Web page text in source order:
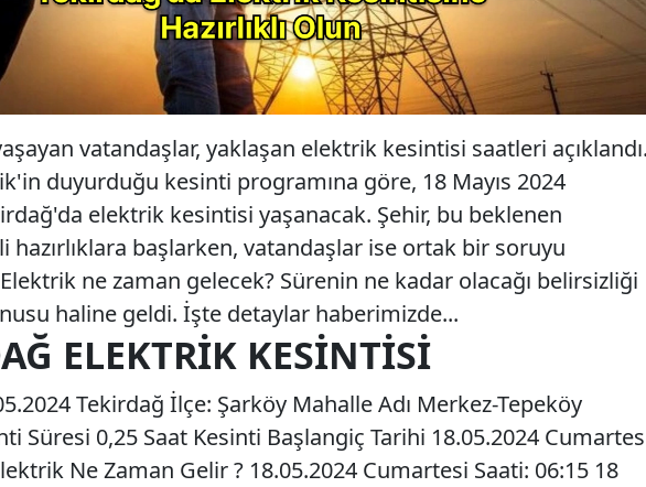
vatandaşlar, yaklaşan elektrik kesintisi saatleri
duyurduğu kesinti programına göre, 18 Mayıs 2024
elektrik kesintisi yaşanacak. Şehir, bu beklenen
hazırlıklara başlarken, vatandaşlar ise ortak bir soruyu
ne zaman gelecek? Sürenin ne kadar olacağı belirsizliği
haline geldi. İşte detaylar haberimizde...
ELEKTRIK KESINTISI
Tekirdağ İlçe: Şarköy Mahalle Adı Merkez-Tepeköy
Süresi 0,25 Saat Kesinti Başlangiç Tarihi 18.05.2024
Ne Zaman Gelir ? 18.05.2024 Cumartesi Saati: 06:15 18